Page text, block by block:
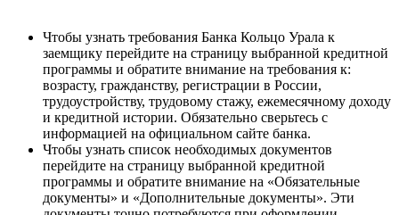
Чтобы узнать требования Банка Кольцо Урала к
заемщику перейдите на страницу выбранной кредитной
программы и обратите внимание на требования к:
возрасту, гражданству, регистрации в России,
трудоустройству, трудовому стажу, ежемесячному доходу
и кредитной истории. Обязательно сверьтесь с
информацией на официальном сайте банка.
Чтобы узнать список необходимых документов
перейдите на страницу выбранной кредитной
программы и обратите внимание на «Обязательные
документы» и «Дополнительные документы». Эти